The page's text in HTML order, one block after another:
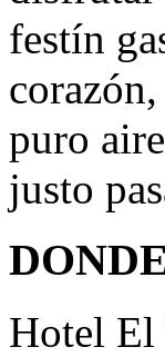
festín
puro
justo
Hotel El